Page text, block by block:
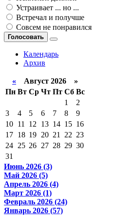
Устраивает ... но ...
Встречал и получше
Совсем не понравился
Голосовать
Календарь
Архив
« Август 2026 »
Пн Вт Ср Чт Пт Сб Вс
1
2
3
4 5 6 7 8
9
10 11 12 13 14 15 16
17 18 19 20 21 22 23
24 25 26 27 28 29 30
31
Июнь 2026 (3)
Май 2026 (5)
Апрель 2026 (4)
Март 2026 (1)
Февраль 2026 (24)
Январь 2026 (57)